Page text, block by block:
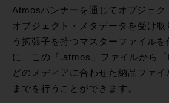
Atmosパンナーを通じてオブジェク
オブジェクト・メタデータを受け
う拡張子を持つマスターファイル
に、この「.atmos」ファイルから
どのメディアに合わせた納品ファイ
までを行うことができます。